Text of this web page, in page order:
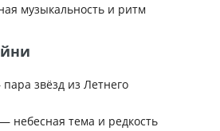
музыкальность и ритм
звёзд из Летнего
небесная тема и редкость